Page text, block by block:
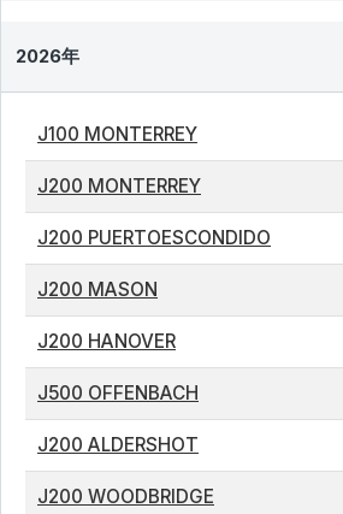
2026年
J100 MONTERREY
J200 MONTERREY
J200 PUERTOESCONDIDO
J200 MASON
J200 HANOVER
J500 OFFENBACH
J200 ALDERSHOT
J200 WOODBRIDGE